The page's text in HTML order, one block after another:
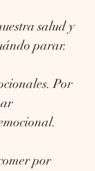
salud y
parar.
Por
por